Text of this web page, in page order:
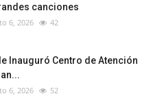
canciones
6, 2026 42
Inauguró Centro de Atención
6, 2026 52